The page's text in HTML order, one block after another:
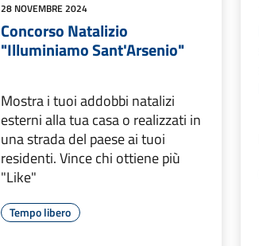
28 NOVEMBRE 2024
Concorso Natalizio
"Illuminiamo Sant'Arsenio"
Mostra i tuoi addobbi natalizi
esterni alla tua casa o realizzati in
una strada del paese ai tuoi
residenti. Vince chi ottiene più
"Like"
Tempo libero